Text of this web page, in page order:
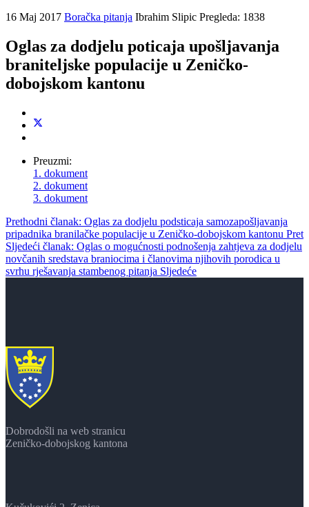
16 Maj 2017 Boračka pitanja Ibrahim Slipic Pregleda: 1838
Oglas za dodjelu poticaja upošljavanja
braniteljske populacije u Zeničko-
dobojskom kantonu
Preuzmi:
1. dokument
2. dokument
3. dokument
Prethodni članak: Oglas za dodjelu podsticaja samozapošljavanja
pripadnika branilačke populacije u Zeničko-dobojskom kantonu Pret
Sljedeći članak: Oglas o mogućnosti podnošenja zahtjeva za dodjelu
novčanih sredstava braniocima i članovima njihovih porodica u
svrhu rješavanja stambenog pitanja Sljedeće
Dobrodošli na web stranicu
Zeničko-dobojskog kantona